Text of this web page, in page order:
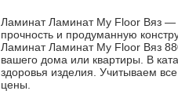
Ламинат Ламинат My Floor Вяз —
прочность и продуманную
Ламинат Ламинат My Floor Вяз
вашего дома или квартиры. В
здоровья изделия. Учитываем
цены.